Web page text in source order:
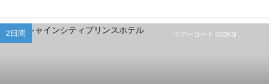
ツアーコード Q02K5I
2日間